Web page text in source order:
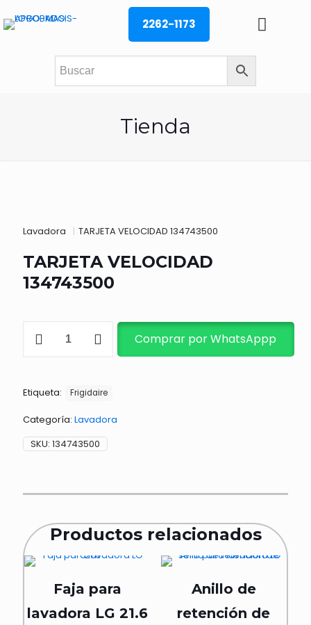
2262-1173
Tienda
Lavadora | TARJETA VELOCIDAD 134743500
TARJETA VELOCIDAD
134743500
VELOCIDAD
Comprar por WhatsAppp
Etiqueta: Frigidaire
Categoría: Lavadora
SKU: 134743500
Productos relacionados
Faja para
lavadora LG 21.6
Anillo de
retención de